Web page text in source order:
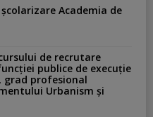
Academia de
de recrutare
publice de execuție
grad profesional
Urbanism și